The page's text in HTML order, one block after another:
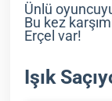
Ünlü
Bu kez
Erçel var!
Işık